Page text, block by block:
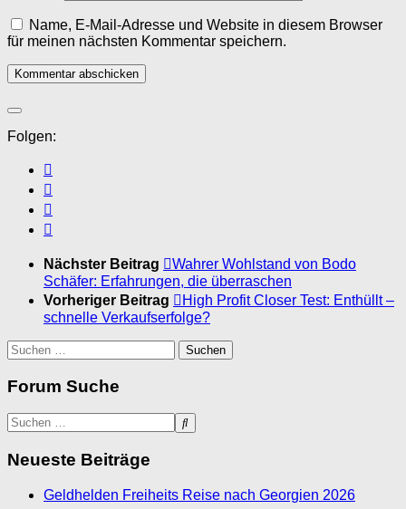
Name, E-Mail-Adresse und Website in diesem Browser
für meinen nächsten Kommentar speichern.
Folgen:
Nächster Beitrag
Wahrer Wohlstand von Bodo
Schäfer: Erfahrungen, die überraschen
Vorheriger Beitrag
High Profit Closer Test: Enthüllt –
schnelle Verkaufserfolge?
Suchen
nach:
Forum Suche
Neueste Beiträge
Geldhelden Freiheits Reise nach Georgien 2026